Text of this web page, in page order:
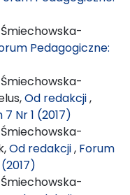
Pedagogiczne:
Od redakcji,
Nr 1 (2017)
Od redakcji, Forum